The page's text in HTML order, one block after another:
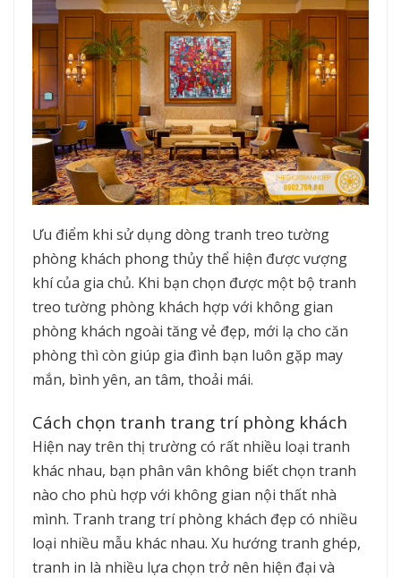
Ưu điểm khi sử dụng dòng tranh treo tường
phòng khách phong thủy thể hiện được vượng
khí của gia chủ. Khi bạn chọn được một bộ tranh
treo tường phòng khách hợp với không gian
phòng khách ngoài tăng vẻ đẹp, mới lạ cho căn
phòng thì còn giúp gia đình bạn luôn gặp may
mắn, bình yên, an tâm, thoải mái.
Cách chọn tranh trang trí phòng khách
Hiện nay trên thị trường có rất nhiều loại tranh
khác nhau, bạn phân vân không biết chọn tranh
nào cho phù hợp với không gian nội thất nhà
mình. Tranh trang trí phòng khách đẹp có nhiều
loại nhiều mẫu khác nhau. Xu hướng tranh ghép,
tranh in là nhiều lựa chọn trở nên hiện đại và